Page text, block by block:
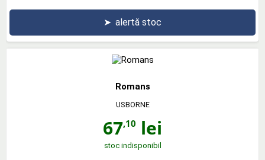
➤ alertă stoc
Romans
USBORNE
67,10 lei
stoc indisponibil